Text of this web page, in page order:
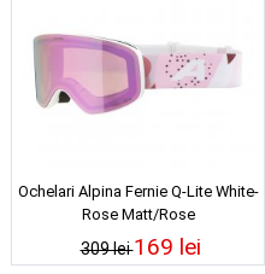
Ochelari Alpina Fernie Q-Lite White-
Rose Matt/Rose
309 lei169 lei